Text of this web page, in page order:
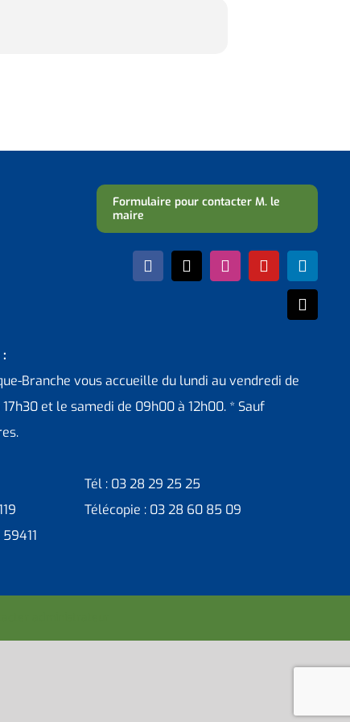
Formulaire pour contacter M. le
maire
Branche vous accueille du lundi au vendredi de
et le samedi de 09h00 à 12h00. * Sauf
Tél : 03 28 29 25 25
Télécopie : 03 28 60 85 09